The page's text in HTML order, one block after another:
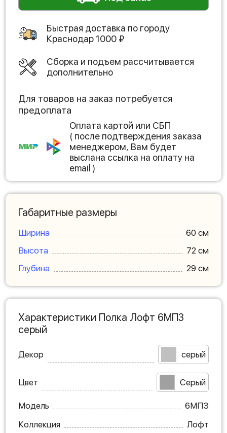
Быстрая доставка по городу
Краснодар1000 ₽
Сборка и подъем рассчитывается
дополнительно
Для товаров на заказ потребуется
предоплата
Оплата картой или СБП
( после подтверждения заказа
менеджером, Вам будет
выслана ссылка на оплату на
email )
Габаритные размеры
Ширина
60 см
Высота
72 см
Глубина
29 см
Характеристики Полка Лофт 6МП3
серый
Декор серый
Цвет Серый
Модель
6МП3
Коллекция
Лофт